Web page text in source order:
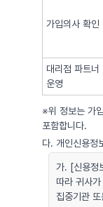
가입의사 확인
대리점 파트너
운영
※위 정보는 가
포함합니다.
다. 개인신용정
가. [신용정
따라 귀사
집중기관